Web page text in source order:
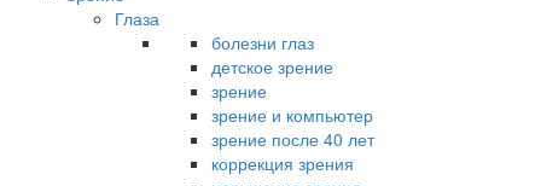
Глаза
болезни глаз
детское зрение
зрение
зрение и компьютер
зрение после 40 лет
коррекция зрения